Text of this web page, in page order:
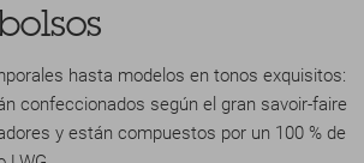
hasta modelos en tonos exquisitos:
confeccionados según el gran savoir-faire
y están compuestos por un 100 % de